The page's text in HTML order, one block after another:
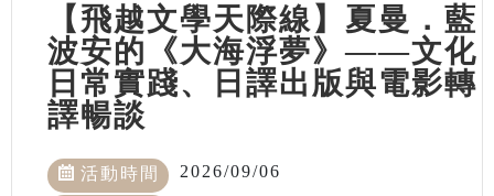
【飛越文學天際線】夏曼．藍
波安的《大海浮夢》——文化
日常實踐、日譯出版與電影轉
譯暢談
活動時間 2026/09/06